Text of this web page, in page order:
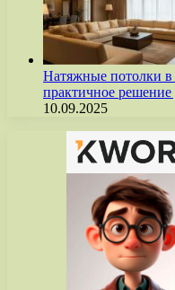
Натяжные потолки в
практичное
10.09.2025